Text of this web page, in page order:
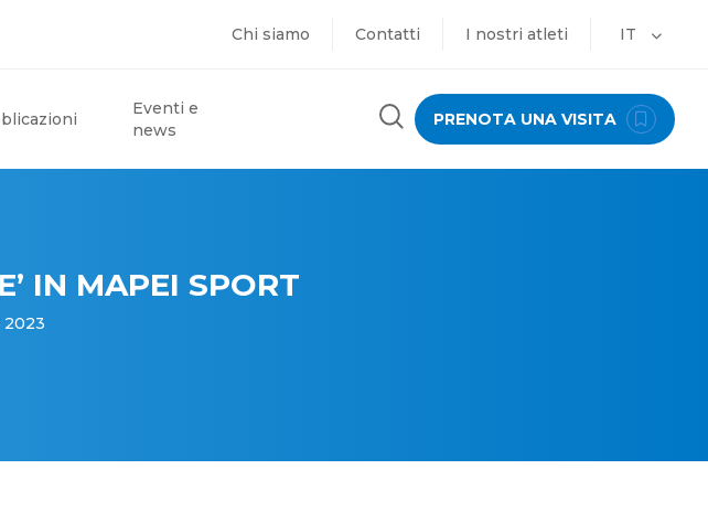
Chi siamo Contatti I nostri atleti IT
Eventi e
news
PRENOTA UNA VISITA
IN MAPEI SPORT
2023